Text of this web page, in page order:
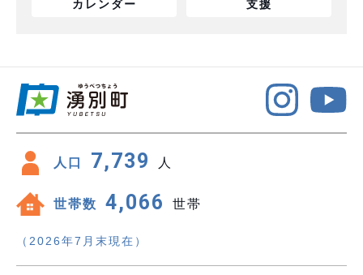
カレンダー
支援
人口 7,739 人
世帯数 4,066 世帯
（2026年7月末現在）